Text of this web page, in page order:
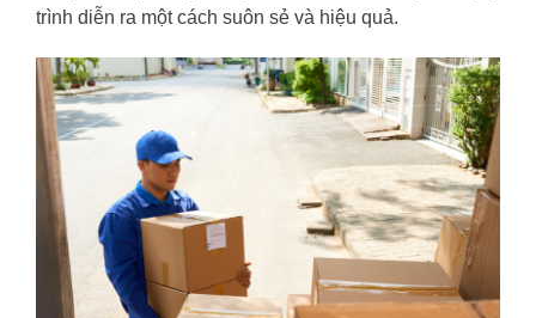
trình diễn ra một cách suôn sẻ và hiệu quả.